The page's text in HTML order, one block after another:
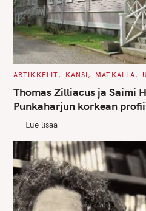
C
T
E
G
O
I
S
ARTIKKELIT KANSI MATKALLA
Thomas Zilliacus ja Saimi
Punkaharjun korkean
Lue lisää